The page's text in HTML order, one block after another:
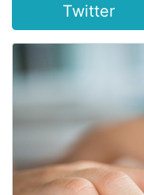
Twitter